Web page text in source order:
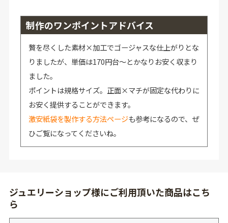
制作のワンポイントアドバイス
贅を尽くした素材×加工でゴージャスな仕上がりとな
りましたが、単価は170円台～とかなりお安く収まり
ました。
ポイントは規格サイズ。正面×マチが固定な代わりに
お安く提供することができます。
激安紙袋を製作する方法ページも参考になるので、ぜ
ひご覧になってくださいね。
ジュエリーショップ様にご利用頂いた商品はこち
ら